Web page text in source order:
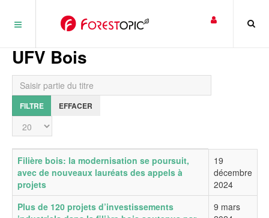
UFV Bois
Saisir partie du titre
FILTRE EFFACER
Affichage #
Titre Date de publication
Filière bois: la modernisation se poursuit,
avec de nouveaux lauréats des appels à
projets
19
décembre
2024
Plus de 120 projets d’investissements
9 mars